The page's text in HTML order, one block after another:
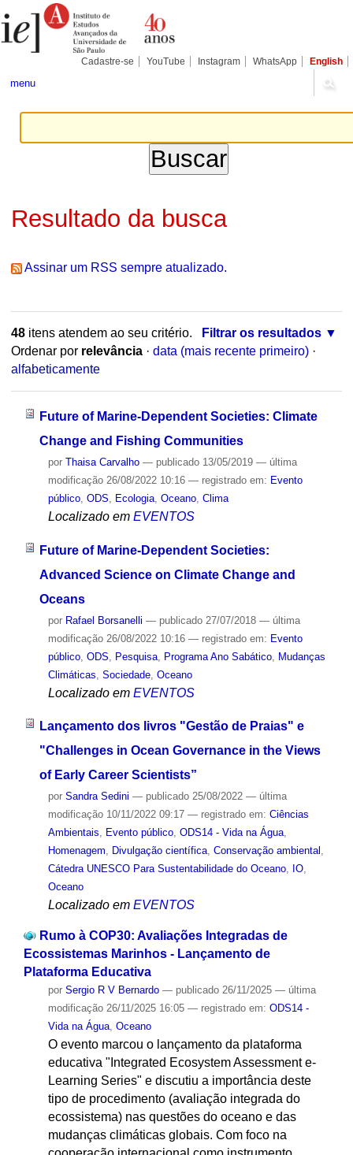
para
conteúdo.
Pessoais
Cadastre-se YouTube Instagram WhatsApp English
menu
Resultado da busca
Assinar um RSS sempre atualizado.
48itens atendem ao seu critério.
Filtrar os resultados
Ordenar por relevância · data (mais recente primeiro) ·
alfabeticamente
Future of Marine-Dependent Societies: Climate
Change and Fishing Communities
por Thaisa Carvalho — publicado13/05/2019 — última
modificação26/08/2022 10:16 — registrado em: Evento
público, ODS Ecologia, Oceano, Clima
Localizado em EVENTOS
Future of Marine-Dependent Societies:
Advanced Science on Climate Change and
Oceans
por Rafael Borsanelli — publicado27/07/2018 — última
modificação26/08/2022 10:16 — registrado em: Evento
público, ODS Pesquisa, Programa Ano Sabático, Mudanças
Climáticas Sociedade, Oceano
Localizado em EVENTOS
Lançamento dos livros "Gestão de Praias" e
"Challenges in Ocean Governance in the Views
of Early Career Scientists”
por Sandra Sedini — publicado25/08/2022 — última
modificação10/11/2022 09:17 — registrado em: Ciências
Ambientais, Evento público, ODS14 - Vida na Água,
Homenagem, Divulgação científica, Conservação ambiental ,
Cátedra UNESCO Para Sustentabilidade do Oceano, IO,
Oceano
Localizado em EVENTOS
Rumo à COP30: Avaliações Integradas de
Ecossistemas Marinhos - Lançamento de
Plataforma Educativa
por Sergio R V Bernardo — publicado26/11/2025 — última
modificação26/11/2025 16:05 — registrado em: ODS14 -
Vida na Água, Oceano
O evento marcou o lançamento da plataforma
educativa "Integrated Ecosystem Assessment e-
Learning Series" e discutiu a importância deste
tipo de procedimento (avaliação integrada do
ecossistema) nas questões do oceano e das
mudanças climáticas globais. Com foco na